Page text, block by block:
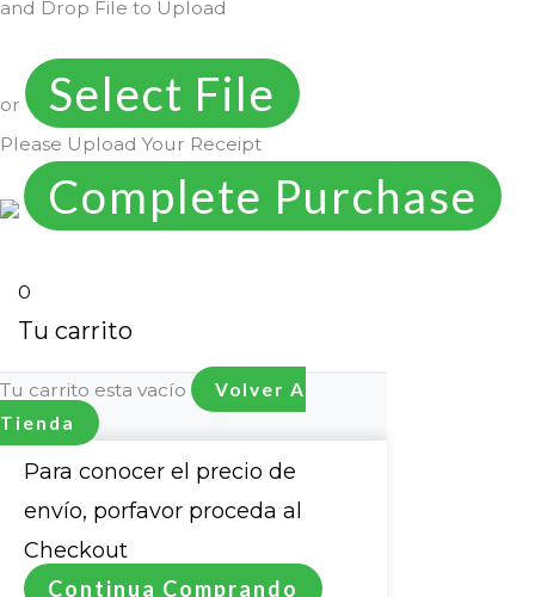
and Drop File to Upload
or Select File
Please Upload Your Receipt
0
Tu carrito
Tu carrito esta vacío
Volver A
Tienda
Para conocer el precio de
envío, porfavor proceda al
Checkout
Continua Comprando